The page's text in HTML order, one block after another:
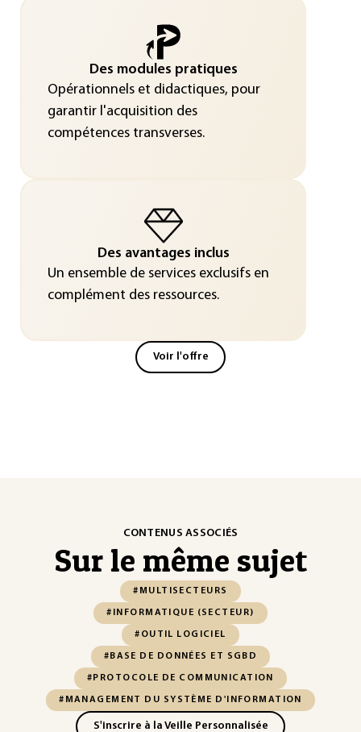
Des modules pratiques
Opérationnels et didactiques, pour
garantir l'acquisition des
compétences transverses.
Des avantages inclus
Un ensemble de services exclusifs en
complément des ressources.
Voir l'offre
CONTENUS ASSOCIÉS
Sur le même sujet
#MULTISECTEURS
#INFORMATIQUE (SECTEUR)
#OUTIL LOGICIEL
#BASE DE DONNÉES ET SGBD
#PROTOCOLE DE COMMUNICATION
#MANAGEMENT DU SYSTÈME D'INFORMATION
S'inscrire à la Veille Personnalisée